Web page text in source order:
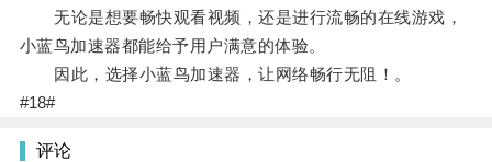
无论是想要畅快观看视频，还是进行流畅的在线游戏，
小蓝鸟加速器都能给予用户满意的体验。
因此，选择小蓝鸟加速器，让网络畅行无阻！。
#18#
评论